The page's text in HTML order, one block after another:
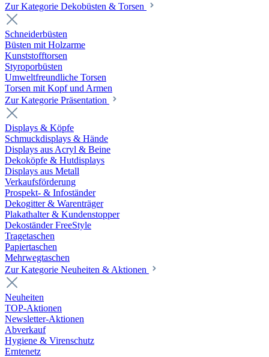
Zur Kategorie Dekobüsten & Torsen
Schneiderbüsten
Büsten mit Holzarme
Kunststofftorsen
Styroporbüsten
Umweltfreundliche Torsen
Torsen mit Kopf und Armen
Zur Kategorie Präsentation
Displays & Köpfe
Schmuckdisplays & Hände
Displays aus Acryl & Beine
Dekoköpfe & Hutdisplays
Displays aus Metall
Verkaufsförderung
Prospekt- & Infoständer
Dekogitter & Warenträger
Plakathalter & Kundenstopper
Dekoständer FreeStyle
Tragetaschen
Papiertaschen
Mehrwegtaschen
Zur Kategorie Neuheiten & Aktionen
Neuheiten
TOP-Aktionen
Newsletter-Aktionen
Abverkauf
Hygiene & Virenschutz
Erntenetz